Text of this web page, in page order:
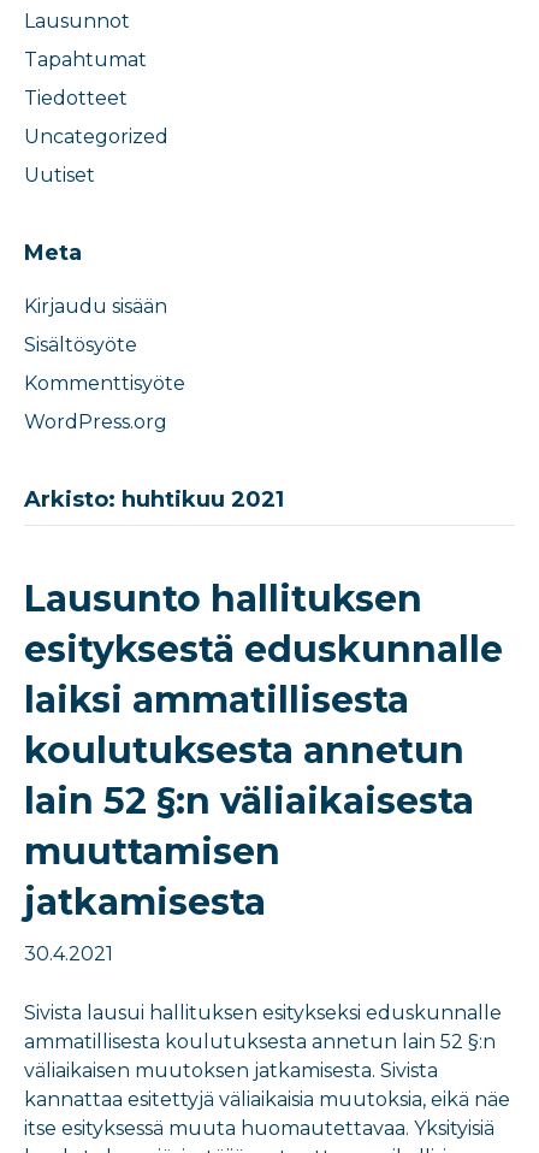
Lausunnot
Tapahtumat
Tiedotteet
Uncategorized
Uutiset
Meta
Kirjaudu sisään
Sisältösyöte
Kommenttisyöte
WordPress.org
Arkisto: huhtikuu 2021
Lausunto hallituksen
esityksestä eduskunnalle
laiksi ammatillisesta
koulutuksesta annetun
lain 52 §:n väliaikaisesta
muuttamisen
jatkamisesta
30.4.2021
Sivista lausui hallituksen esitykseksi eduskunnalle
ammatillisesta koulutuksesta annetun lain 52 §:n
väliaikaisen muutoksen jatkamisesta. Sivista
kannattaa esitettyjä väliaikaisia muutoksia, eikä näe
itse esityksessä muuta huomautettavaa. Yksityisiä